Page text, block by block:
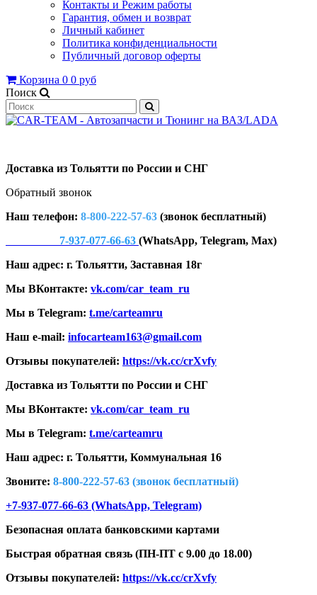
Контакты и Режим работы
Гарантия, обмен и возврат
Личный кабинет
Политика конфиденциальности
Публичный договор оферты
Корзина 0 0 руб
Поиск
Доставка из Тольятти по России и СНГ
Обратный звонок
Наш телефон: 8-800-222-57-63 (звонок бесплатный)
7-937-077-66-63 (WhatsApp, Telegram, Max)
Наш адрес: г. Тольятти, Заставная 18г
Мы ВКонтакте: vk.com/car_team_ru
Мы в Telegram: t.me/carteamru
Наш e-mail: infocarteam163@gmail.com
Отзывы покупателей: https://vk.cc/crXvfy
Доставка из Тольятти по России и СНГ
Мы ВКонтакте: vk.com/car_team_ru
Мы в Telegram: t.me/carteamru
Наш адрес: г. Тольятти, Коммунальная 16
Звоните: 8-800-222-57-63 (звонок бесплатный)
+7-937-077-66-63 (WhatsApp, Telegram)
Безопасная оплата банковскими картами
Быстрая обратная связь (ПН-ПТ с 9.00 до 18.00)
Отзывы покупателей: https://vk.cc/crXvfy